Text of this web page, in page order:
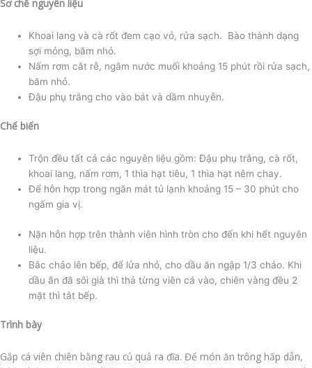
Sơ chế nguyên liệu
Khoai lang và cà rốt đem cạo vỏ, rửa sạch. Bào thành dạng
sợi mỏng, băm nhỏ.
Nấm rơm cắt rễ, ngâm nước muối khoảng 15 phút rồi rửa sạch,
băm nhỏ.
Đậu phụ trắng cho vào bát và dầm nhuyễn.
Chế biến
Trộn đều tất cả các nguyên liệu gồm: Đậu phụ trắng, cà rốt,
khoai lang, nấm rơm, 1 thìa hạt tiêu, 1 thìa hạt nêm chay.
Để hỗn hợp trong ngăn mát tủ lạnh khoảng 15 – 30 phút cho
ngấm gia vị.
Nặn hỗn hợp trên thành viên hình tròn cho đến khi hết nguyên
liệu.
Bắc chảo lên bếp, để lửa nhỏ, cho dầu ăn ngập 1/3 chảo. Khi
dầu ăn đã sôi già thì thả từng viên cá vào, chiên vàng đều 2
mặt thì tắt bếp.
Trình bày
Gắp cá viên chiên bằng rau củ quả ra đĩa. Để món ăn trông hấp dẫn,